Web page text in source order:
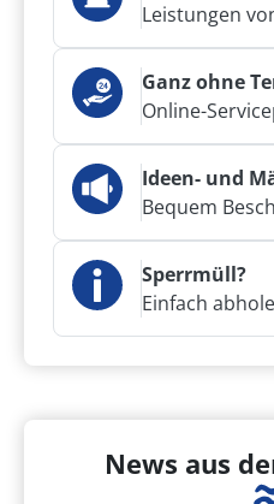
Leistungen
Ganz ohne
Online-
Ideen- und
Bequem
Sperrmüll?
Einfach
News aus